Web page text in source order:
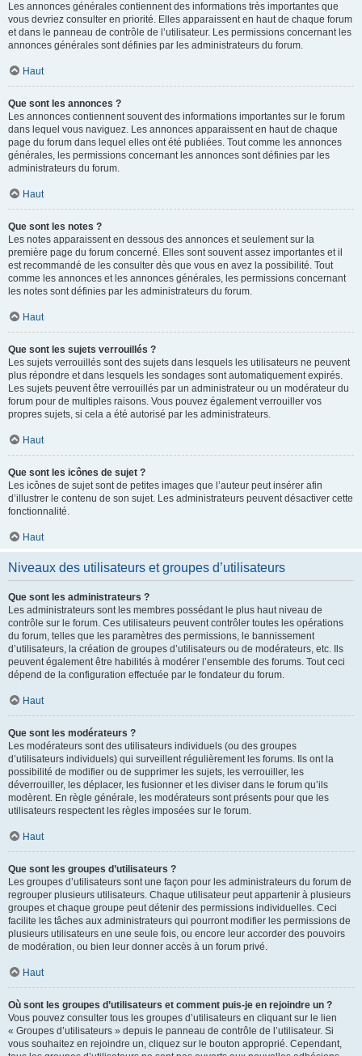
Les annonces générales contiennent des informations très importantes que
vous devriez consulter en priorité. Elles apparaissent en haut de chaque forum
et dans le panneau de contrôle de l’utilisateur. Les permissions concernant les
annonces générales sont définies par les administrateurs du forum.
Haut
Que sont les annonces ?
Les annonces contiennent souvent des informations importantes sur le forum
dans lequel vous naviguez. Les annonces apparaissent en haut de chaque
page du forum dans lequel elles ont été publiées. Tout comme les annonces
générales, les permissions concernant les annonces sont définies par les
administrateurs du forum.
Haut
Que sont les notes ?
Les notes apparaissent en dessous des annonces et seulement sur la
première page du forum concerné. Elles sont souvent assez importantes et il
est recommandé de les consulter dès que vous en avez la possibilité. Tout
comme les annonces et les annonces générales, les permissions concernant
les notes sont définies par les administrateurs du forum.
Haut
Que sont les sujets verrouillés ?
Les sujets verrouillés sont des sujets dans lesquels les utilisateurs ne peuvent
plus répondre et dans lesquels les sondages sont automatiquement expirés.
Les sujets peuvent être verrouillés par un administrateur ou un modérateur du
forum pour de multiples raisons. Vous pouvez également verrouiller vos
propres sujets, si cela a été autorisé par les administrateurs.
Haut
Que sont les icônes de sujet ?
Les icônes de sujet sont de petites images que l’auteur peut insérer afin
d’illustrer le contenu de son sujet. Les administrateurs peuvent désactiver cette
fonctionnalité.
Haut
Niveaux des utilisateurs et groupes d’utilisateurs
Que sont les administrateurs ?
Les administrateurs sont les membres possédant le plus haut niveau de
contrôle sur le forum. Ces utilisateurs peuvent contrôler toutes les opérations
du forum, telles que les paramètres des permissions, le bannissement
d’utilisateurs, la création de groupes d’utilisateurs ou de modérateurs, etc. Ils
peuvent également être habilités à modérer l’ensemble des forums. Tout ceci
dépend de la configuration effectuée par le fondateur du forum.
Haut
Que sont les modérateurs ?
Les modérateurs sont des utilisateurs individuels (ou des groupes
d’utilisateurs individuels) qui surveillent régulièrement les forums. Ils ont la
possibilité de modifier ou de supprimer les sujets, les verrouiller, les
déverrouiller, les déplacer, les fusionner et les diviser dans le forum qu’ils
modèrent. En règle générale, les modérateurs sont présents pour que les
utilisateurs respectent les règles imposées sur le forum.
Haut
Que sont les groupes d’utilisateurs ?
Les groupes d’utilisateurs sont une façon pour les administrateurs du forum de
regrouper plusieurs utilisateurs. Chaque utilisateur peut appartenir à plusieurs
groupes et chaque groupe peut détenir des permissions individuelles. Ceci
facilite les tâches aux administrateurs qui pourront modifier les permissions de
plusieurs utilisateurs en une seule fois, ou encore leur accorder des pouvoirs
de modération, ou bien leur donner accès à un forum privé.
Haut
Où sont les groupes d’utilisateurs et comment puis-je en rejoindre un ?
Vous pouvez consulter tous les groupes d’utilisateurs en cliquant sur le lien
« Groupes d’utilisateurs » depuis le panneau de contrôle de l’utilisateur. Si
vous souhaitez en rejoindre un, cliquez sur le bouton approprié. Cependant,